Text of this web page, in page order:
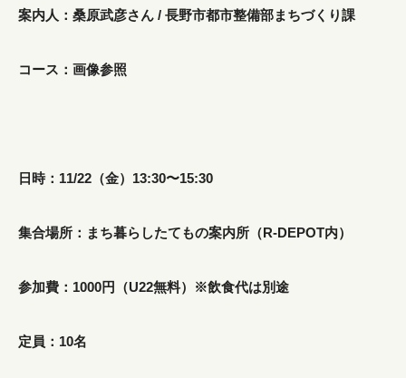
案内人：桑原武彦さん / 長野市都市整備部まちづくり課
コース：画像参照
日時：11/22（金）13:30〜15:30
集合場所：まち暮らしたてもの案内所（R-DEPOT内）
参加費：1000円（U22無料）※飲食代は別途
定員：10名